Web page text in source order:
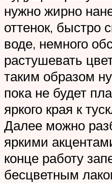
нужно жирно
оттенок, быстро
воде, немного
растушевать
таким образом
пока не будет
яркого края к
Далее можно
яркими
конце работу
бесцветным